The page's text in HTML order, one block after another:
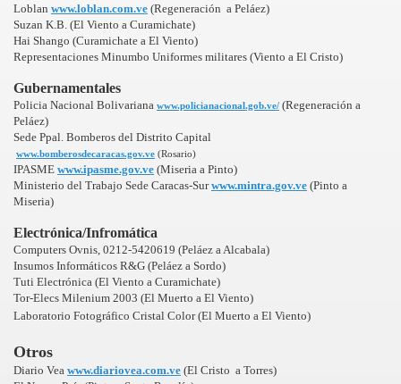
Loblan www.loblan.com.ve (Regeneración a Peláez)
Suzan K.B. (El Viento a Curamichate)
Hai Shango (Curamichate a El Viento)
Representaciones Minumbo Uniformes militares (Viento a El Cristo)
Gubernamentales
Policia Nacional Bolivariana www.policianacional.gob.ve/ (Regeneración a
Peláez)
Sede Ppal. Bomberos del Distrito Capital
www.bomberosdecaracas.gov.ve (Rosario)
IPASME www.ipasme.gov.ve (Miseria a Pinto)
Ministerio del Trabajo Sede Caracas-Surwww.mintra.gov.ve (Pinto a
Miseria)
Electrónica/Infromática
Computers Ovnis, 0212-5420619 (Peláez a Alcabala)
Insumos Informáticos R&G (Peláez a Sordo)
Tuti Electrónica (El Viento a Curamichate)
Tor-Elecs Milenium 2003 (El Muerto a El Viento)
Laboratorio Fotográfico Cristal Color (El Muerto a El Viento)
Otros
Diario Vea www.diariovea.com.ve (El Cristo a Torres)